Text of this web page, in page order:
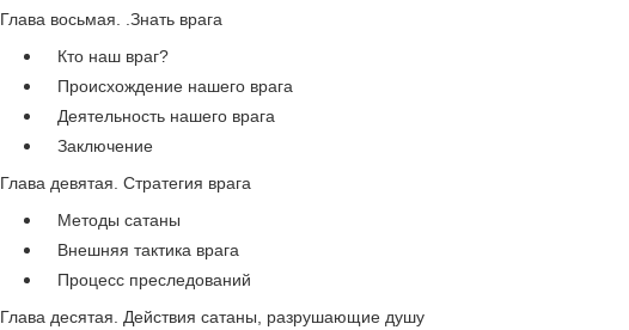
Глава восьмая. .Знать врага
Кто наш враг?
Происхождение нашего врага
Деятельность нашего врага
Заключение
Глава девятая. Стратегия врага
Методы сатаны
Внешняя тактика врага
Процесс преследований
Глава десятая. Действия сатаны, разрушающие душу